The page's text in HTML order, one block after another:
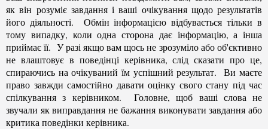
як він розуміє завдання і ваші очікування щодо результатів
його діяльності. Обмін інформацією відбувається тільки в
тому випадку, коли одна сторона дає інформацію, а інша
приймає її. У разі якщо вам щось не зрозуміло або об'єктивно
не влаштовує в поведінці керівника, слід сказати про це,
спираючись на очікуваний їм успішний результат. Ви маєте
право завжди самостійно давати оцінку свого стану під час
спілкування з керівником. Головне, щоб ваші слова не
звучали як виправдання не бажання виконувати завдання або
критика поведінки керівника.